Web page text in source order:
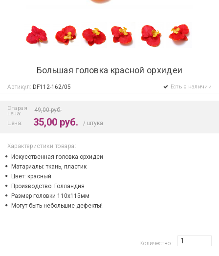
Большая головка красной орхидеи
Артикул: DF112-162/05 Есть в наличии
Старая
цена:
49,00 руб.
Цена:
35,00 руб. штука
Характеристики товара:
Искусственная головка орхидеи
Матариалы: ткань, пластик
Цвет: красный
Производство: Голландия
Размер головки 110х115мм
Могут быть небольшие дефекты!
Количество